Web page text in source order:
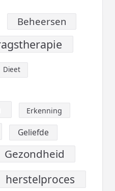
Beheersen
Dieet
Erkenning
Geliefde
Gezondheid
herstelproces